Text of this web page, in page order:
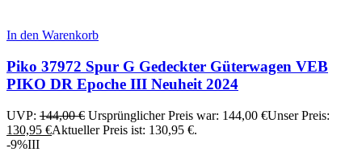
In den Warenkorb
Piko 37972 Spur G Gedeckter Güterwagen VEB
PIKO DR Epoche III Neuheit 2024
UVP: 144,00€ Ursprünglicher Preis war: 144,00 €Unser Preis:
130,95 €Aktueller Preis ist: 130,95 €.
-9%III